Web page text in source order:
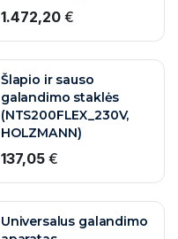
1.472,20€
Šlapio ir sauso
galandimo staklės
(NTS200FLEX_230V,
HOLZMANN)
137,05€
Universalus galandimo